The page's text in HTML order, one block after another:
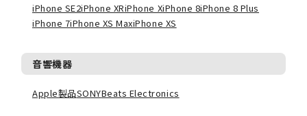
iPhone SE2iPhone XRiPhone XiPhone 8iPhone 8 Plus
iPhone 7iPhone XS MaxiPhone XS
音響機器
Apple製品SONYBeats Electronics